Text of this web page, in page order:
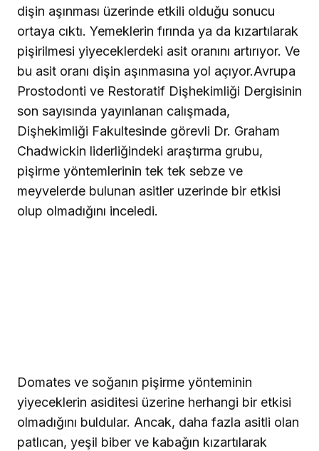
dişin aşınması üzerinde etkili olduğu sonucu
ortaya cıktı. Yemeklerin fırında ya da kızartılarak
pişirilmesi yiyeceklerdeki asit oranını artırıyor. Ve
bu asit oranı dişin aşınmasına yol açıyor.Avrupa
Prostodonti ve Restoratif Dişhekimliği Dergisinin
son sayısında yayınlanan calışmada,
Dişhekimliği Fakultesinde görevli Dr. Graham
Chadwickin liderliğindeki araştırma grubu,
pişirme yöntemlerinin tek tek sebze ve
meyvelerde bulunan asitler uzerinde bir etkisi
olup olmadığını inceledi.
Domates ve soğanın pişirme yönteminin
yiyeceklerin asiditesi üzerine herhangi bir etkisi
olmadığını buldular. Ancak, daha fazla asitli olan
patlıcan, yeşil biber ve kabağın kızartılarak